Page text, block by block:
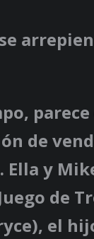
parece
de
y
de
el